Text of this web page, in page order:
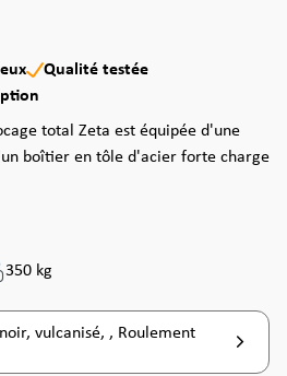
Qualité testée
total Zeta est équipée d'une
boîtier en tôle d'acier forte charge
350 kg
vulcanisé, , Roulement